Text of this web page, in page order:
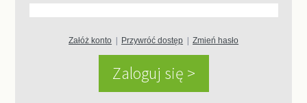
Załóż konto Przywróć dostęp |Zmień hasło